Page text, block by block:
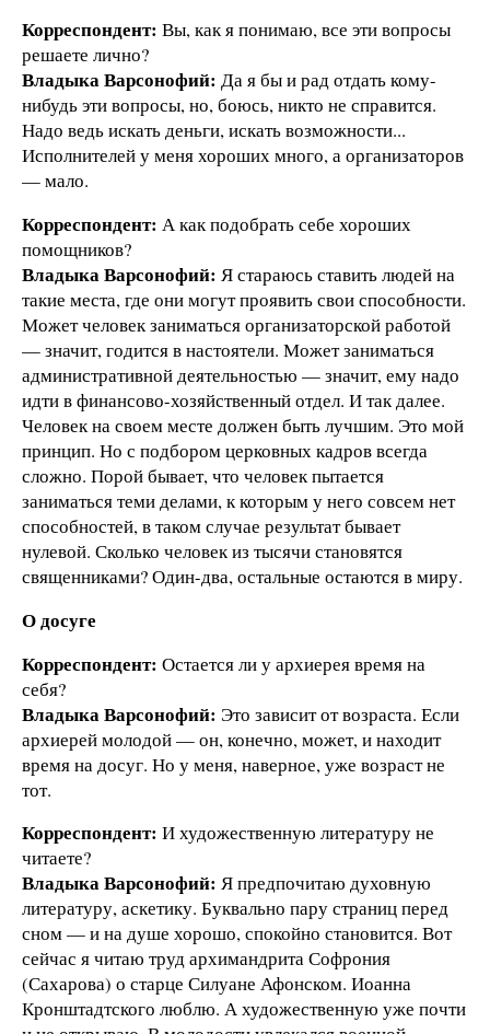
Корреспондент: Вы, как я понимаю, все эти вопросы
решаете лично?
Владыка Варсонофий: Да я бы и рад отдать кому-
нибудь эти вопросы, но, боюсь, никто не справится.
Надо ведь искать деньги, искать возможности...
Исполнителей у меня хороших много, а организаторов
— мало.
Корреспондент: А как подобрать себе хороших
помощников?
Владыка Варсонофий: Я стараюсь ставить людей на
такие места, где они могут проявить свои способности.
Может человек заниматься организаторской работой
— значит, годится в настоятели. Может заниматься
административной деятельностью — значит, ему надо
идти в финансово-хозяйственный отдел. И так далее.
Человек на своем месте должен быть лучшим. Это мой
принцип. Но с подбором церковных кадров всегда
сложно. Порой бывает, что человек пытается
заниматься теми делами, к которым у него совсем нет
способностей, в таком случае результат бывает
нулевой. Сколько человек из тысячи становятся
священниками? Один-два, остальные остаются в миру.
О досуге
Корреспондент: Остается ли у архиерея время на
себя?
Владыка Варсонофий: Это зависит от возраста. Если
архиерей молодой — он, конечно, может, и находит
время на досуг. Но у меня, наверное, уже возраст не
тот.
Корреспондент: И художественную литературу не
читаете?
Владыка Варсонофий: Я предпочитаю духовную
литературу, аскетику. Буквально пару страниц перед
сном — и на душе хорошо, спокойно становится. Вот
сейчас я читаю труд архимандрита Софрония
(Сахарова) о старце Силуане Афонском. Иоанна
Кронштадтского люблю. А художественную уже почти